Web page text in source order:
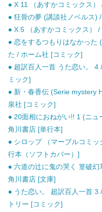
● X 11 （あすかコミックス
● 狂骨の夢 (講談社ノベルス)
● X 5 （あすかコミックス）
● 恋をするつもりはなかった
た / ホーム社 [コミック]
● 超訳百人一首 うた恋い。 4
ミック]
● 新・春香伝 (Serie mystery
泉社 [コミック]
● 20面相におねがい!! 1 (ニ
角川書店 [単行本]
● シロップ （マーブルコミ
行本（ソフトカバー）]
● 六道の辻に鬼の哭く 篁破
角川書店 [文庫]
● うた恋い。 超訳百人一首 3
トリー [コミック]